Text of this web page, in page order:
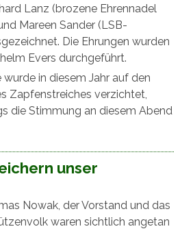
Lanz (brozene Ehrennadel
Mareen Sander (LSB-
Die Ehrungen wurden
Evers durchgeführt.
in diesem Jahr auf den
Zapfenstreiches verzichtet,
die Stimmung an diesem Abend
unser
Nowak, der Vorstand und das
waren sichtlich angetan